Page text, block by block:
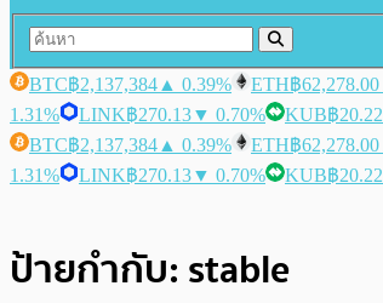
BTC฿2,137,384 ▲ 0.39% ETH฿62,278.00
1.31%
LINK฿270.13▼ 0.70% KUB฿20.22
BTC฿2,137,384 ▲ 0.39% ETH฿62,278.00
1.31%
LINK฿270.13▼ 0.70% KUB฿20.22
ป้ายกำกับ: stable